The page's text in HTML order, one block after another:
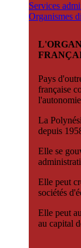
Services
Organismes
Pays
française
La
depuis
Elle se
Elle peut
sociétés
Elle peut
au capital